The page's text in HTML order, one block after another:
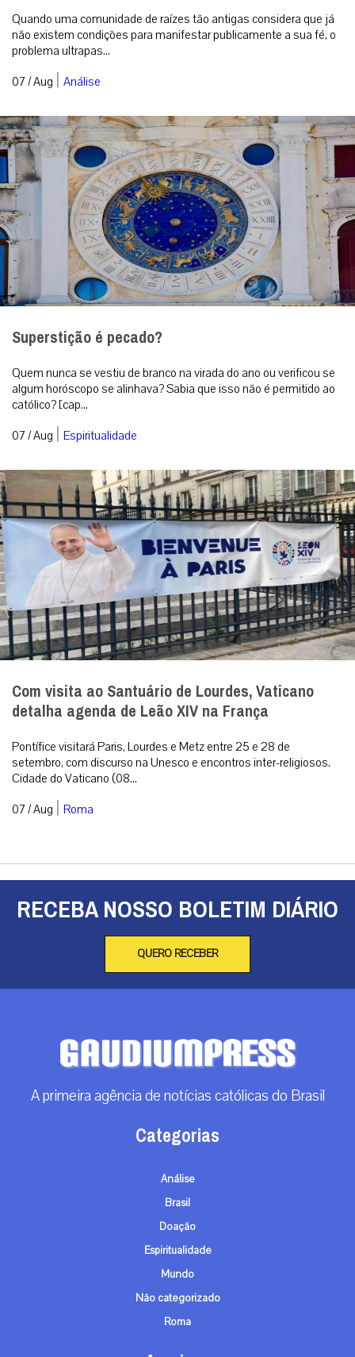
Quando uma comunidade de raízes tão antigas considera que já
não existem condições para manifestar publicamente a sua fé, o
problema ultrapas...
07 / Aug | Análise
Superstição é pecado?
Quem nunca se vestiu de branco na virada do ano ou verificou se
algum horóscopo se alinhava? Sabia que isso não é permitido ao
católico? [cap...
07 / Aug | Espiritualidade
Com visita ao Santuário de Lourdes, Vaticano
detalha agenda de Leão XIV na França
Pontífice visitará Paris, Lourdes e Metz entre 25 e 28 de
setembro, com discurso na Unesco e encontros inter-religiosos.
Cidade do Vaticano (08...
07 / Aug | Roma
RECEBA NOSSO BOLETIM DIÁRIO
QUERO RECEBER
A primeira agência de notícias católicas do Brasil
Categorias
Análise
Brasil
Doação
Espiritualidade
Mundo
Não categorizado
Roma